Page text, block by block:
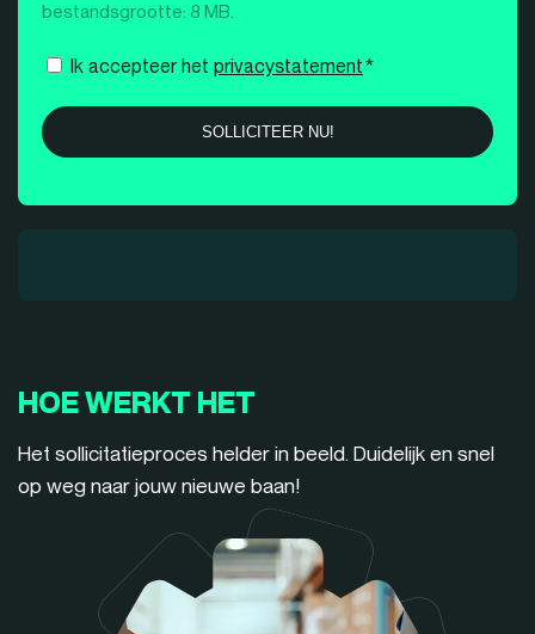
bestandsgrootte: 8 MB.
Instemming
Ik accepteer het privacystatement*
HOE WERKT HET
Het sollicitatieproces helder in beeld. Duidelijk en snel
op weg naar jouw nieuwe baan!